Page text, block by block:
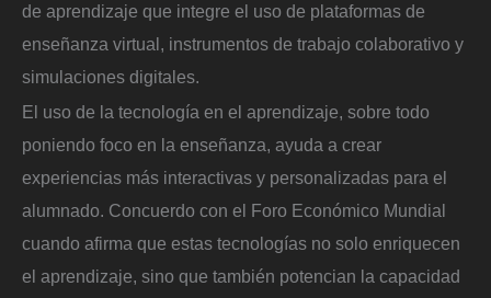
de aprendizaje que integre el uso de plataformas de
enseñanza virtual, instrumentos de trabajo colaborativo y
simulaciones digitales.
El uso de la tecnología en el aprendizaje, sobre todo
poniendo foco en la enseñanza, ayuda a crear
experiencias más interactivas y personalizadas para el
alumnado. Concuerdo con el Foro Económico Mundial
cuando afirma que estas tecnologías no solo enriquecen
el aprendizaje, sino que también potencian la capacidad